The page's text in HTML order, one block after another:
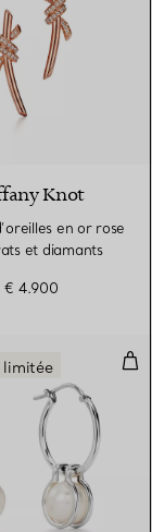
Knot
en or rose
et diamants
€ 4.900
créoles en or
limitée